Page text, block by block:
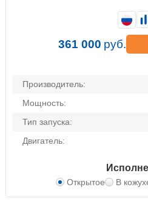
Производитель:
Мощность:
Тип запуска:
Двигатель:
Открытое В
361 000 руб.